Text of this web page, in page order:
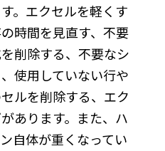
。エクセルを軽くす
時間を見直す、不要
削除する、不要なシ
使用していない行や
ルを削除する、エク
あります。また、ハ
自体が重くなってい